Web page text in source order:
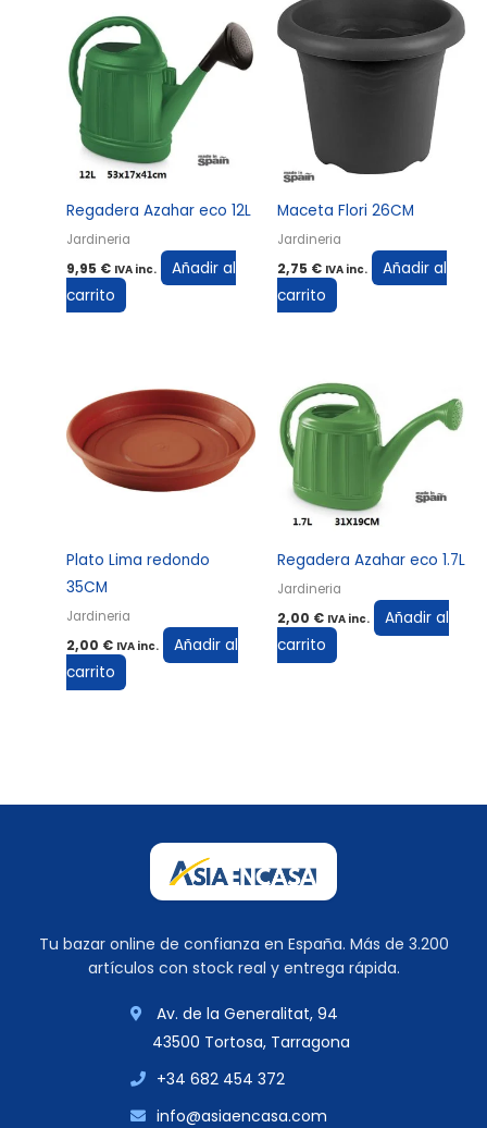
Regadera Azahar eco 12L
Jardineria
9,95 € IVA inc.
Añadir al
carrito
Maceta Flori 26CM
Jardineria
2,75 € IVA inc.
Añadir al
carrito
Plato Lima redondo
35CM
Jardineria
2,00 € IVA inc.
Añadir al
carrito
Regadera Azahar eco 1.7L
Jardineria
2,00 € IVA inc.
Añadir al
carrito
Tu bazar online de confianza en España. Más de 3.200
artículos con stock real y entrega rápida.
Av. de la Generalitat, 94
43500 Tortosa, Tarragona
+34 682 454 372
info@asiaencasa.com